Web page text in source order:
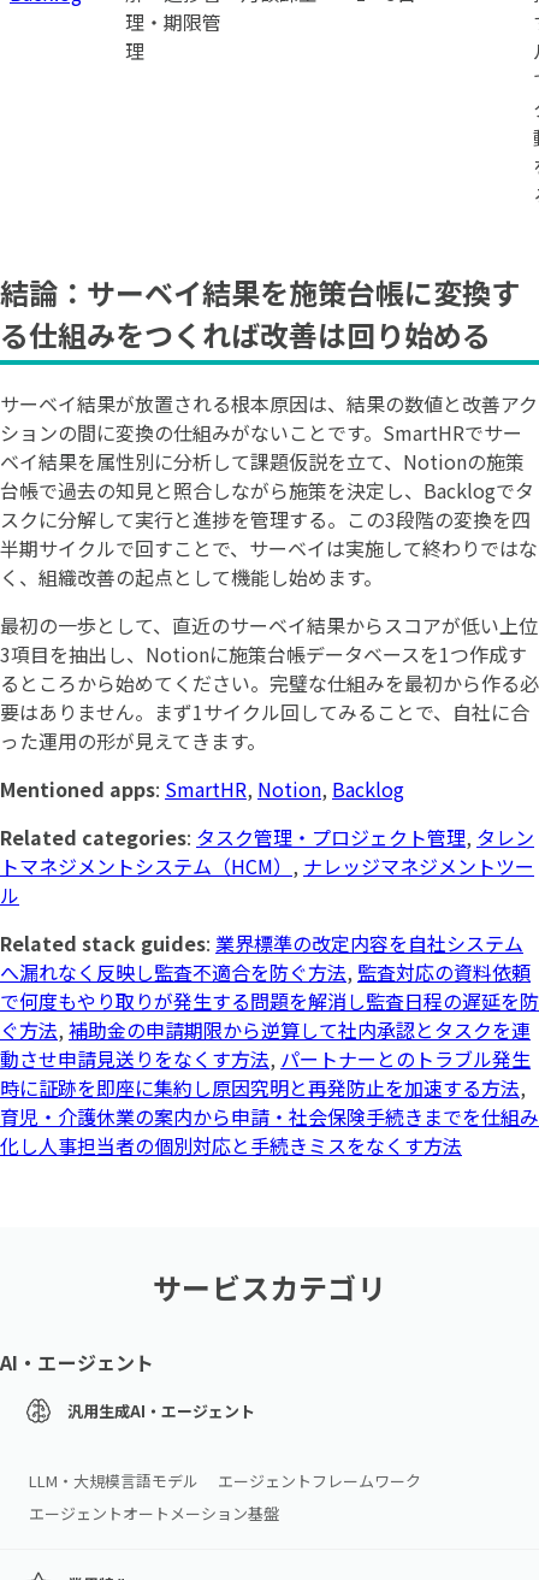
理・期限管
理
結論：サーベイ結果を施策台帳に変換す
る仕組みをつくれば改善は回り始める
サーベイ結果が放置される根本原因は、結果の数値と改善アク
ションの間に変換の仕組みがないことです。SmartHRでサー
ベイ結果を属性別に分析して課題仮説を立て、Notionの施策
台帳で過去の知見と照合しながら施策を決定し、Backlogでタ
スクに分解して実行と進捗を管理する。この3段階の変換を四
半期サイクルで回すことで、サーベイは実施して終わりではな
く、組織改善の起点として機能し始めます。
最初の一歩として、直近のサーベイ結果からスコアが低い上位
3項目を抽出し、Notionに施策台帳データベースを1つ作成す
るところから始めてください。完璧な仕組みを最初から作る必
要はありません。まず1サイクル回してみることで、自社に合
った運用の形が見えてきます。
Mentioned apps: SmartHR, Notion, Backlog
Related categories: タスク管理・プロジェクト管理, タレン
トマネジメントシステム（HCM） , ナレッジマネジメントツー
ル
Related stack guides: 業界標準の改定内容を自社システム
へ漏れなく反映し監査不適合を防ぐ方法, 監査対応の資料依頼
で何度もやり取りが発生する問題を解消し監査日程の遅延を防
ぐ方法, 補助金の申請期限から逆算して社内承認とタスクを連
動させ申請見送りをなくす方法, パートナーとのトラブル発生
時に証跡を即座に集約し原因究明と再発防止を加速する方法,
育児・介護休業の案内から申請・社会保険手続きまでを仕組み
化し人事担当者の個別対応と手続きミスをなくす方法
サービスカテゴリ
AI・エージェント
汎用生成AI・エージェント
LLM・大規模言語モデル
エージェントフレームワーク
エージェントオートメーション基盤